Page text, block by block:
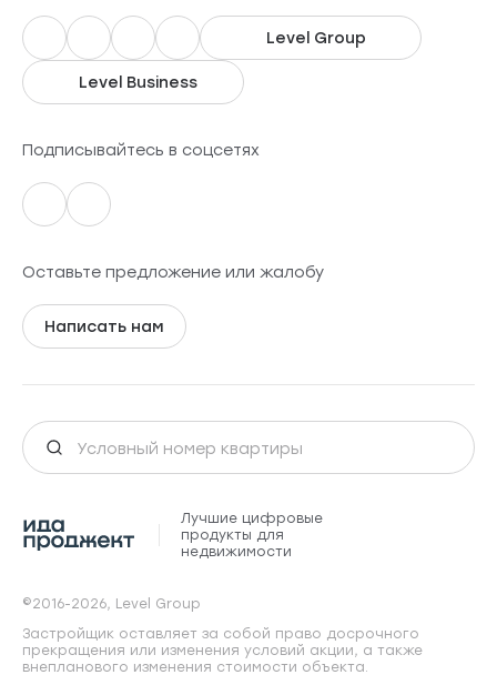
Level Group
Level Business
Подписывайтесь в соцсетях
Оставьте предложение или жалобу
Написать нам
Лучшие цифровые
продукты для
недвижимости
©2016-2026, Level Group
Застройщик оставляет за собой право досрочного
прекращения или изменения условий акции, а также
внепланового изменения стоимости объекта.